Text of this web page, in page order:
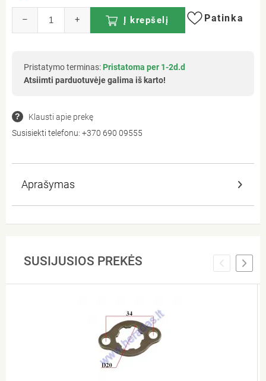
– + Į krepšelį Patinka
Pristatymo terminas: Pristatoma per 1-2d.d
Atsiimti parduotuvėje galima iš karto!
Klausti apie prekę
Susisiekti telefonu: +370 690 09555
Aprašymas
SUSIJUSIOS PREKĖS